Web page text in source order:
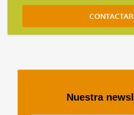
CONTACTAR